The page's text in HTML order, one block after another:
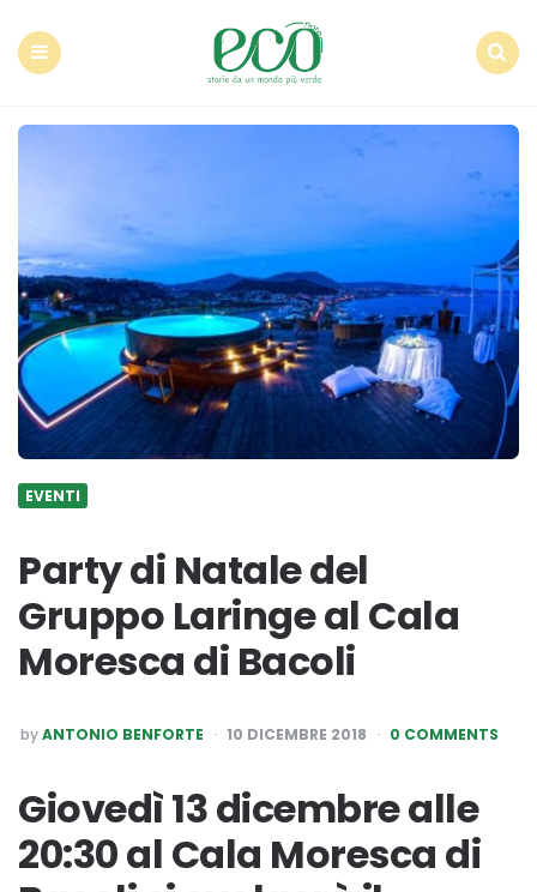
EVENTI
Party di Natale del
Gruppo Laringe al Cala
Moresca di Bacoli
POSTED
BY
byANTONIO BENFORTE 10 DICEMBRE 2018 0 COMMENTS
Giovedì 13 dicembre alle
20:30 al Cala Moresca di